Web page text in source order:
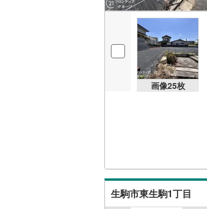
画像25枚
生駒市東生駒1丁目